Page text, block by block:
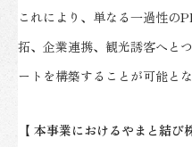
これにより、単なる一過性の
拓、企業連携、観光誘客へと
ートを構築することが可能とな
【 本事業におけるやまと結び